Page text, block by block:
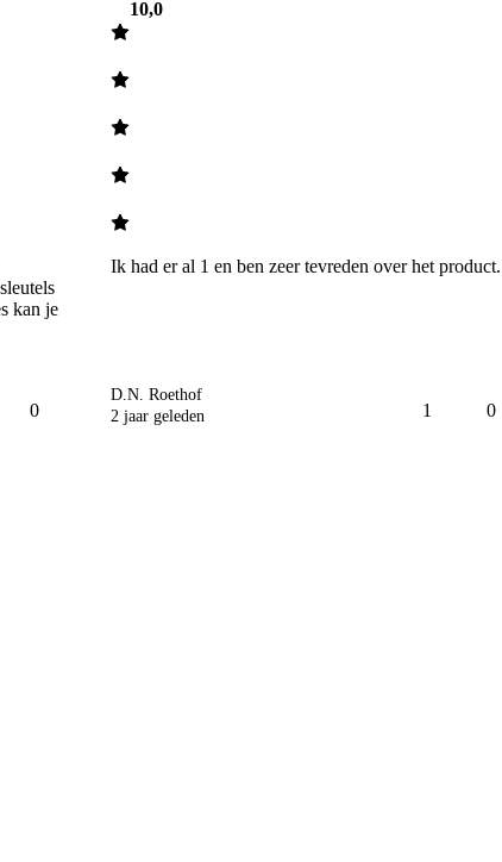
kan je
0
10,0
Ik had er al 1 en ben zeer tevreden over het product.
D.N. Roethof
2 jaar geleden
1 0